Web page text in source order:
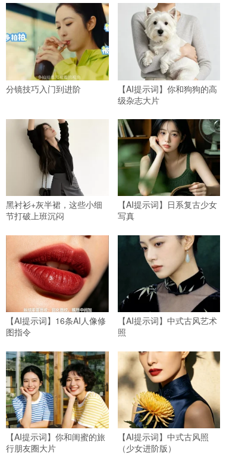
分镜技巧入门到进阶
【AI提示词】你和狗狗的高
级杂志大片
黑衬衫+灰半裙，这些小细
节打破上班沉闷
【AI提示词】日系复古少女
写真
【AI提示词】16条AI人像修
图指令
【AI提示词】中式古风艺术
照
【AI提示词】你和闺蜜的旅
行朋友圈大片
【AI提示词】中式古风照
（少女进阶版）